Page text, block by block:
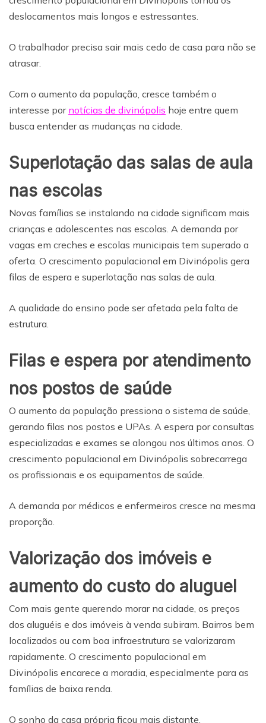
deslocamentos mais longos e estressantes.
O trabalhador precisa sair mais cedo de casa para não se
atrasar.
Com o aumento da população, cresce também o
interesse por notícias de divinópolis hoje entre quem
busca entender as mudanças na cidade.
Superlotação das salas de aula
nas escolas
Novas famílias se instalando na cidade significam mais
crianças e adolescentes nas escolas. A demanda por
vagas em creches e escolas municipais tem superado a
oferta. O crescimento populacional em Divinópolis gera
filas de espera e superlotação nas salas de aula.
A qualidade do ensino pode ser afetada pela falta de
estrutura.
Filas e espera por atendimento
nos postos de saúde
O aumento da população pressiona o sistema de saúde,
gerando filas nos postos e UPAs. A espera por consultas
especializadas e exames se alongou nos últimos anos. O
crescimento populacional em Divinópolis sobrecarrega
os profissionais e os equipamentos de saúde.
A demanda por médicos e enfermeiros cresce na mesma
proporção.
Valorização dos imóveis e
aumento do custo do aluguel
Com mais gente querendo morar na cidade, os preços
dos aluguéis e dos imóveis à venda subiram. Bairros bem
localizados ou com boa infraestrutura se valorizaram
rapidamente. O crescimento populacional em
Divinópolis encarece a moradia, especialmente para as
famílias de baixa renda.
O sonho da casa própria ficou mais distante.